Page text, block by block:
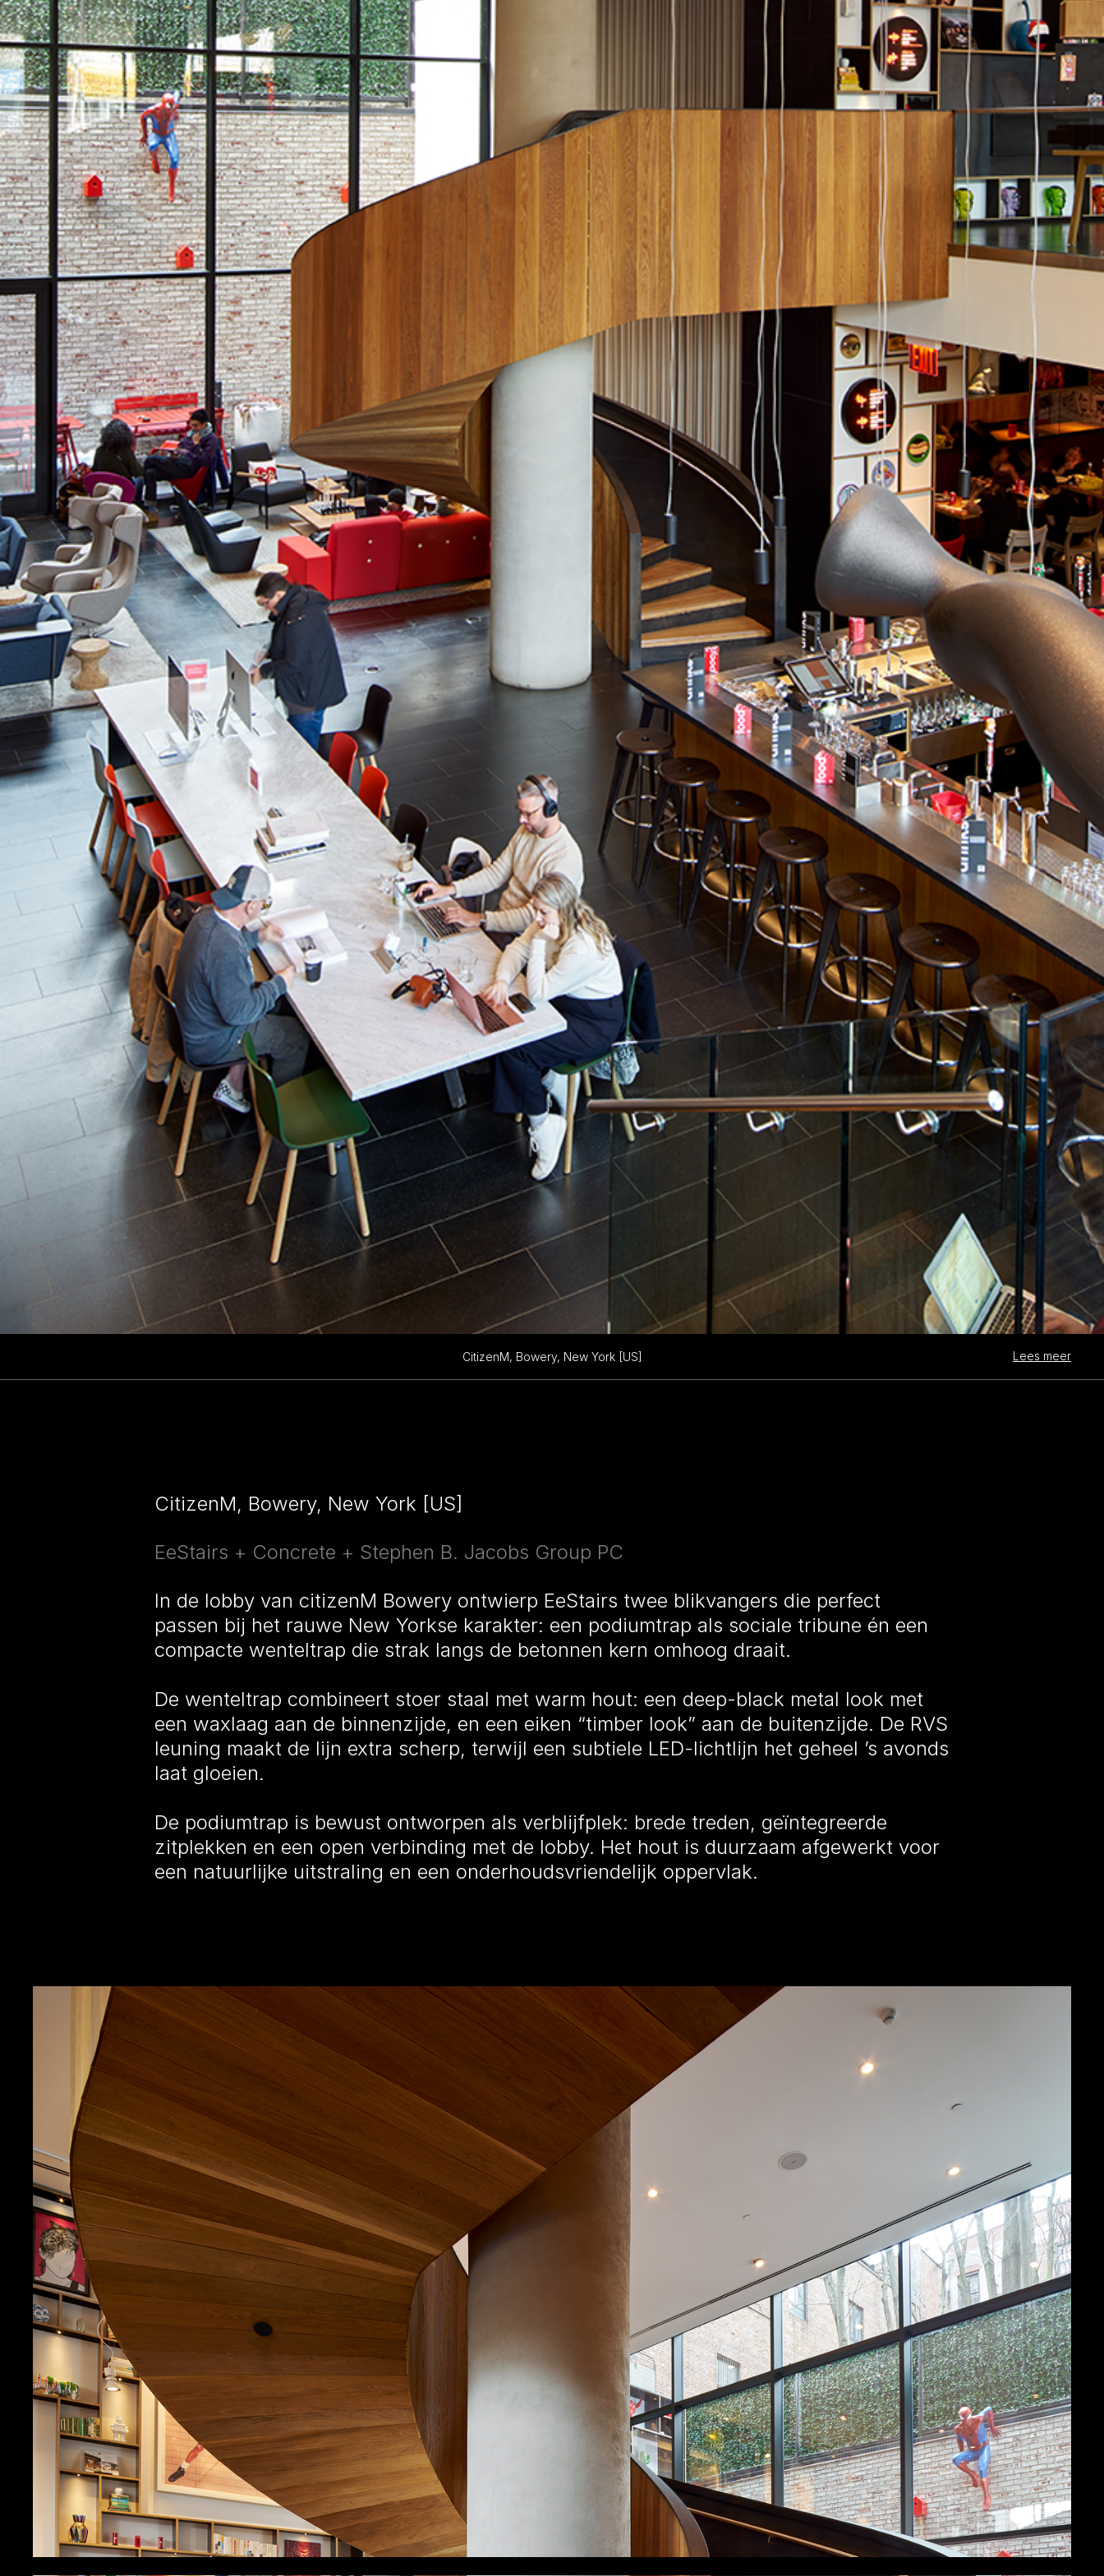
CitizenM, Bowery, New York [US] Lees meer
CitizenM, Bowery, New York [US]
EeStairs + Concrete + Stephen B. Jacobs Group PC
In de lobby van citizenM Bowery ontwierp EeStairs twee blikvangers die perfect
passen bij het rauwe New Yorkse karakter: een podiumtrap als sociale tribune én een
compacte wenteltrap die strak langs de betonnen kern omhoog draait.
De wenteltrap combineert stoer staal met warm hout: een deep-black metal look met
een waxlaag aan de binnenzijde, en een eiken “timber look” aan de buitenzijde. De RVS
leuning maakt de lijn extra scherp, terwijl een subtiele LED-lichtlijn het geheel ’s avonds
laat gloeien.
De podiumtrap is bewust ontworpen als verblijfplek: brede treden, geïntegreerde
zitplekken en een open verbinding met de lobby. Het hout is duurzaam afgewerkt voor
een natuurlijke uitstraling en een onderhoudsvriendelijk oppervlak.